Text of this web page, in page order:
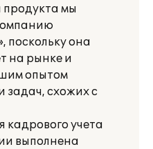
мы
поскольку она
на рынке и
опытом
задач, схожих с
учета
выполнена